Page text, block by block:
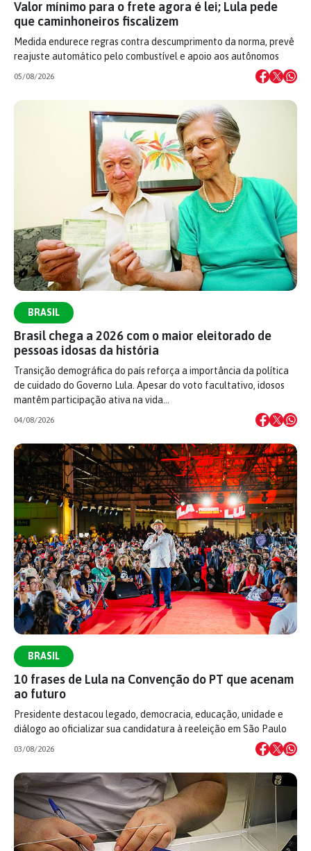
Valor mínimo para o frete agora é lei; Lula pede
que caminhoneiros fiscalizem
Medida endurece regras contra descumprimento da norma, prevê
reajuste automático pelo combustível e apoio aos autônomos
05/08/2026
BRASIL
Brasil chega a 2026 com o maior eleitorado de
pessoas idosas da história
Transição demográfica do país reforça a importância da política
de cuidado do Governo Lula. Apesar do voto facultativo, idosos
mantêm participação ativa na vida…
04/08/2026
BRASIL
10 frases de Lula na Convenção do PT que acenam
ao futuro
Presidente destacou legado, democracia, educação, unidade e
diálogo ao oficializar sua candidatura à reeleição em São Paulo
03/08/2026